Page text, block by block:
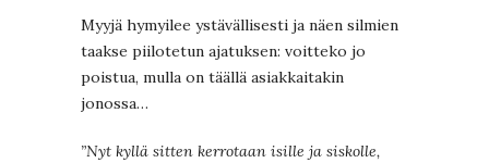
Myyjä hymyilee ystävällisesti ja näen silmien
taakse piilotetun ajatuksen: voitteko jo
poistua, mulla on täällä asiakkaitakin
jonossa…
”Nyt kyllä sitten kerrotaan isille ja siskolle,